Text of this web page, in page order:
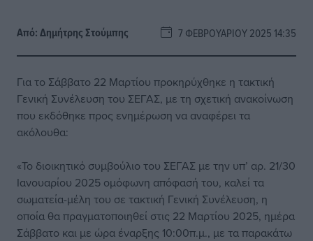
Από:Δημήτρης Στούμπης 7 ΦΕΒΡΟΥΑΡΊΟΥ 2025 14:35
Για το Σάββατο 22 Μαρτίου προκηρύχθηκε η τακτική
Γενική Συνέλευση του ΣΕΓΑΣ, με τη σχετική ανακοίνωση
που εκδόθηκε προς ενημέρωση να αναφέρει τα
ακόλουθα:
«Το διοικητικό συμβούλιο του ΣΕΓΑΣ με την υπ’ αρ. 21/30
Ιανουαρίου 2025 ομόφωνη απόφασή του, καλεί τα
σωματεία-μέλη του σε τακτική Γενική Συνέλευση, η
οποία θα πραγματοποιηθεί στις 22 Μαρτίου 2025, ημέρα
Σάββατο και με ώρα έναρξης 10:00π.μ., με τα παρακάτω